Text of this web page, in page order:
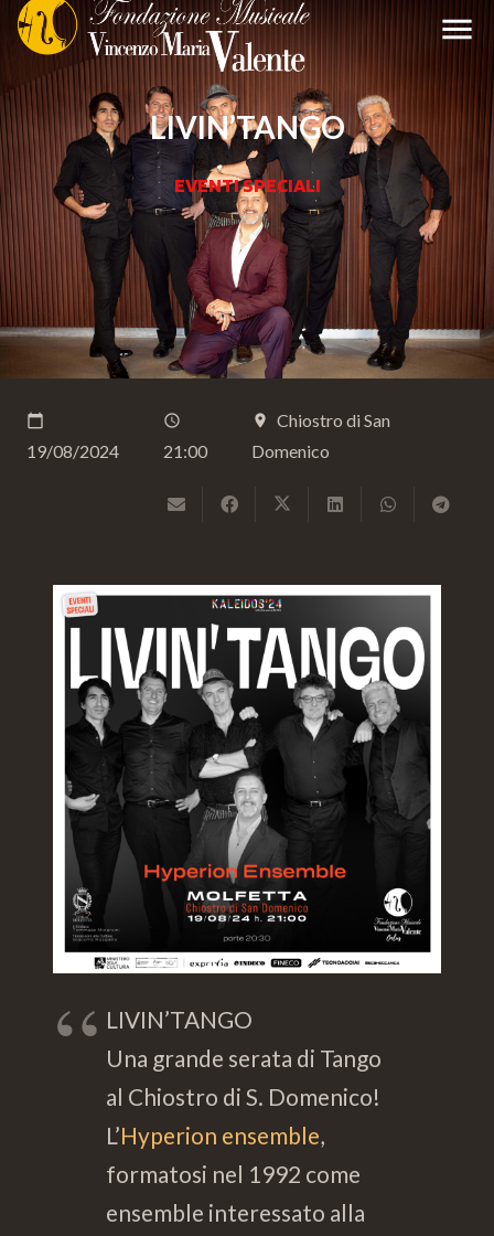
menu
LIVIN’TANGO
EVENTI SPECIALI
calendar_today
19/08/2024
schedule
21:00
place
Chiostro di San
Domenico
LIVIN’TANGO
Una grande serata di Tango
al Chiostro di S. Domenico!
L’Hyperion ensemble,
formatosi nel 1992 come
ensemble interessato alla